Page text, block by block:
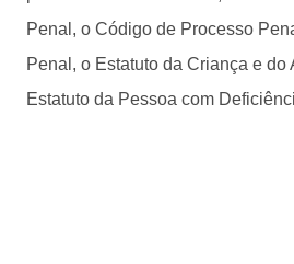
Penal, o Código de Processo
Penal, o Estatuto da Criança e do
Estatuto da Pessoa com